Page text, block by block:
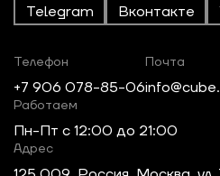
Telegram Вконтакте
Телефон
+7 906 078-85-06
Почта
Работаем
Пн-Пт c 12:00 до 21:00
Адрес